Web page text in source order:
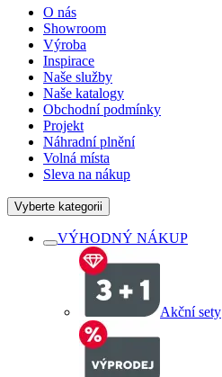
O nás
Showroom
Výroba
Inspirace
Naše služby
Naše katalogy
Obchodní podmínky
Projekt
Náhradní plnění
Volná místa
Sleva na nákup
Vyberte kategorii
VÝHODNÝ NÁKUP
Akční sety